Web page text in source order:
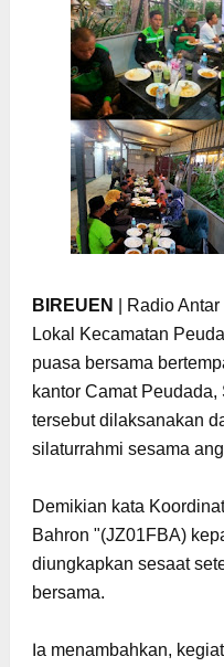
BIREUEN
Radio
Lokal Kecamatan
puasa bersama
kantor Camat
tersebut dilaksanakan
silaturrahmi sesama
Demikian kata
Bahron "(JZ01FBA)
diungkapkan sesaat
bersama.
Ia menambahkan,